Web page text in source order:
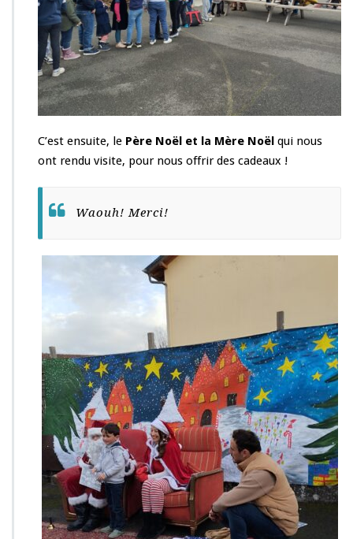
C’est ensuite, le Père Noël et la Mère Noël qui nous
ont rendu visite, pour nous offrir des cadeaux !
Waouh! Merci!